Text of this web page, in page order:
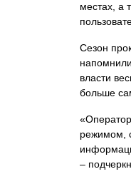
местах, а
Сезон
власти
больше
режимом,
–